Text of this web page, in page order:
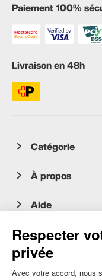
Paiement 100%
Livraison en 48h
Catégorie
À propos
Aide
Service client